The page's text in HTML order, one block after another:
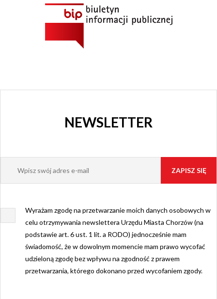
GRAJFKA
NEWSLETTER
Wyrażam zgodę na przetwarzanie moich danych osobowych w
celu otrzymywania newslettera Urzędu Miasta Chorzów (na
podstawie art. 6 ust. 1 lit. a RODO) jednocześnie mam
świadomość, że w dowolnym momencie mam prawo wycofać
udzieloną zgodę bez wpływu na zgodność z prawem
przetwarzania, którego dokonano przed wycofaniem zgody.